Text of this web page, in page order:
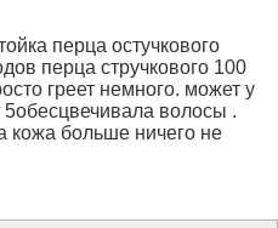
перца остучкового
перца стручкового 100
греет немного. может у
волосы .
кожа больше ничего не